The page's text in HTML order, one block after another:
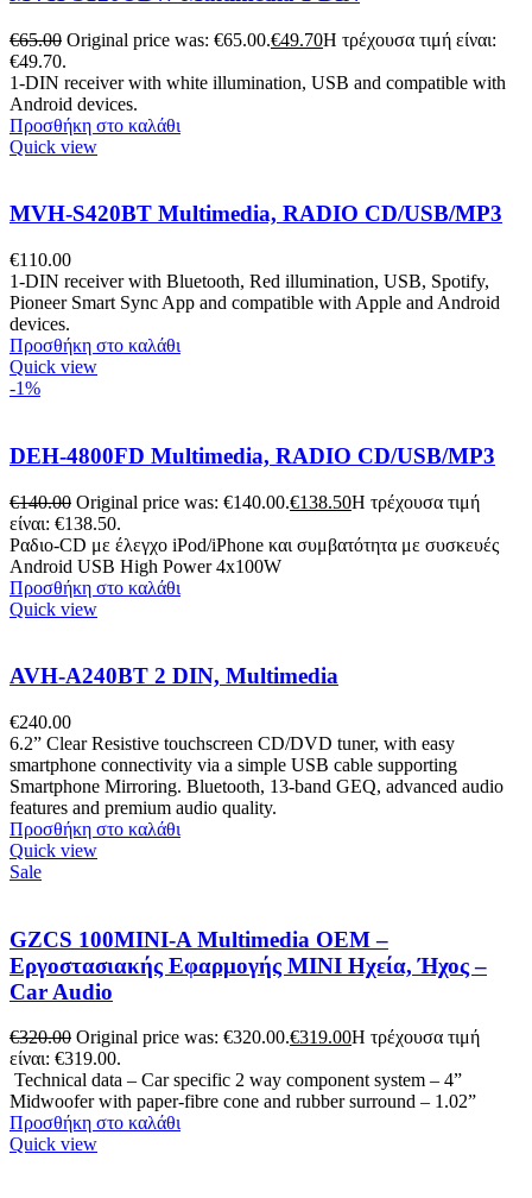
€65.00 Original price was: €65.00.€49.70Η τρέχουσα τιμή είναι:
€49.70.
1-DIN receiver with white illumination, USB and compatible with
Android devices.
Προσθήκη στο καλάθι
Quick view
MVH-S420BT Multimedia, RADIO CD/USB/MP3
€110.00
1-DIN receiver with Bluetooth, Red illumination, USB, Spotify,
Pioneer Smart Sync App and compatible with Apple and Android
devices.
Προσθήκη στο καλάθι
Quick view
-1%
DEH-4800FD Multimedia, RADIO CD/USB/MP3
€140.00 Original price was: €140.00.€138.50Η τρέχουσα τιμή
είναι: €138.50.
Ραδιο-CD με έλεγχο iPod/iPhone και συμβατότητα με συσκευές
Android USB High Power 4x100W
Προσθήκη στο καλάθι
Quick view
AVH-A240BT 2 DIN, Multimedia
€240.00
6.2” Clear Resistive touchscreen CD/DVD tuner, with easy
smartphone connectivity via a simple USB cable supporting
Smartphone Mirroring. Bluetooth, 13-band GEQ, advanced audio
features and premium audio quality.
Προσθήκη στο καλάθι
Quick view
Sale
GZCS 100MINI-A Multimedia OEM –
Εργοστασιακής Εφαρμογής MINI Ηχεία, Ήχος –
Car Audio
€320.00 Original price was: €320.00.€319.00Η τρέχουσα τιμή
είναι: €319.00.
Technical data – Car specific 2 way component system – 4”
Midwoofer with paper-fibre cone and rubber surround – 1.02”
Προσθήκη στο καλάθι
Quick view